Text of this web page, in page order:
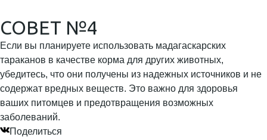
СОВЕТ №4
Если вы планируете использовать мадагаскарских
тараканов в качестве корма для других животных,
убедитесь, что они получены из надежных источников и не
содержат вредных веществ. Это важно для здоровья
ваших питомцев и предотвращения возможных
заболеваний.
Поделиться